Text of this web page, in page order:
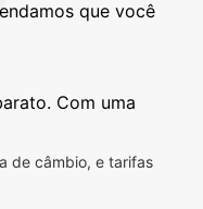
que você
Com uma
de câmbio, e tarifas